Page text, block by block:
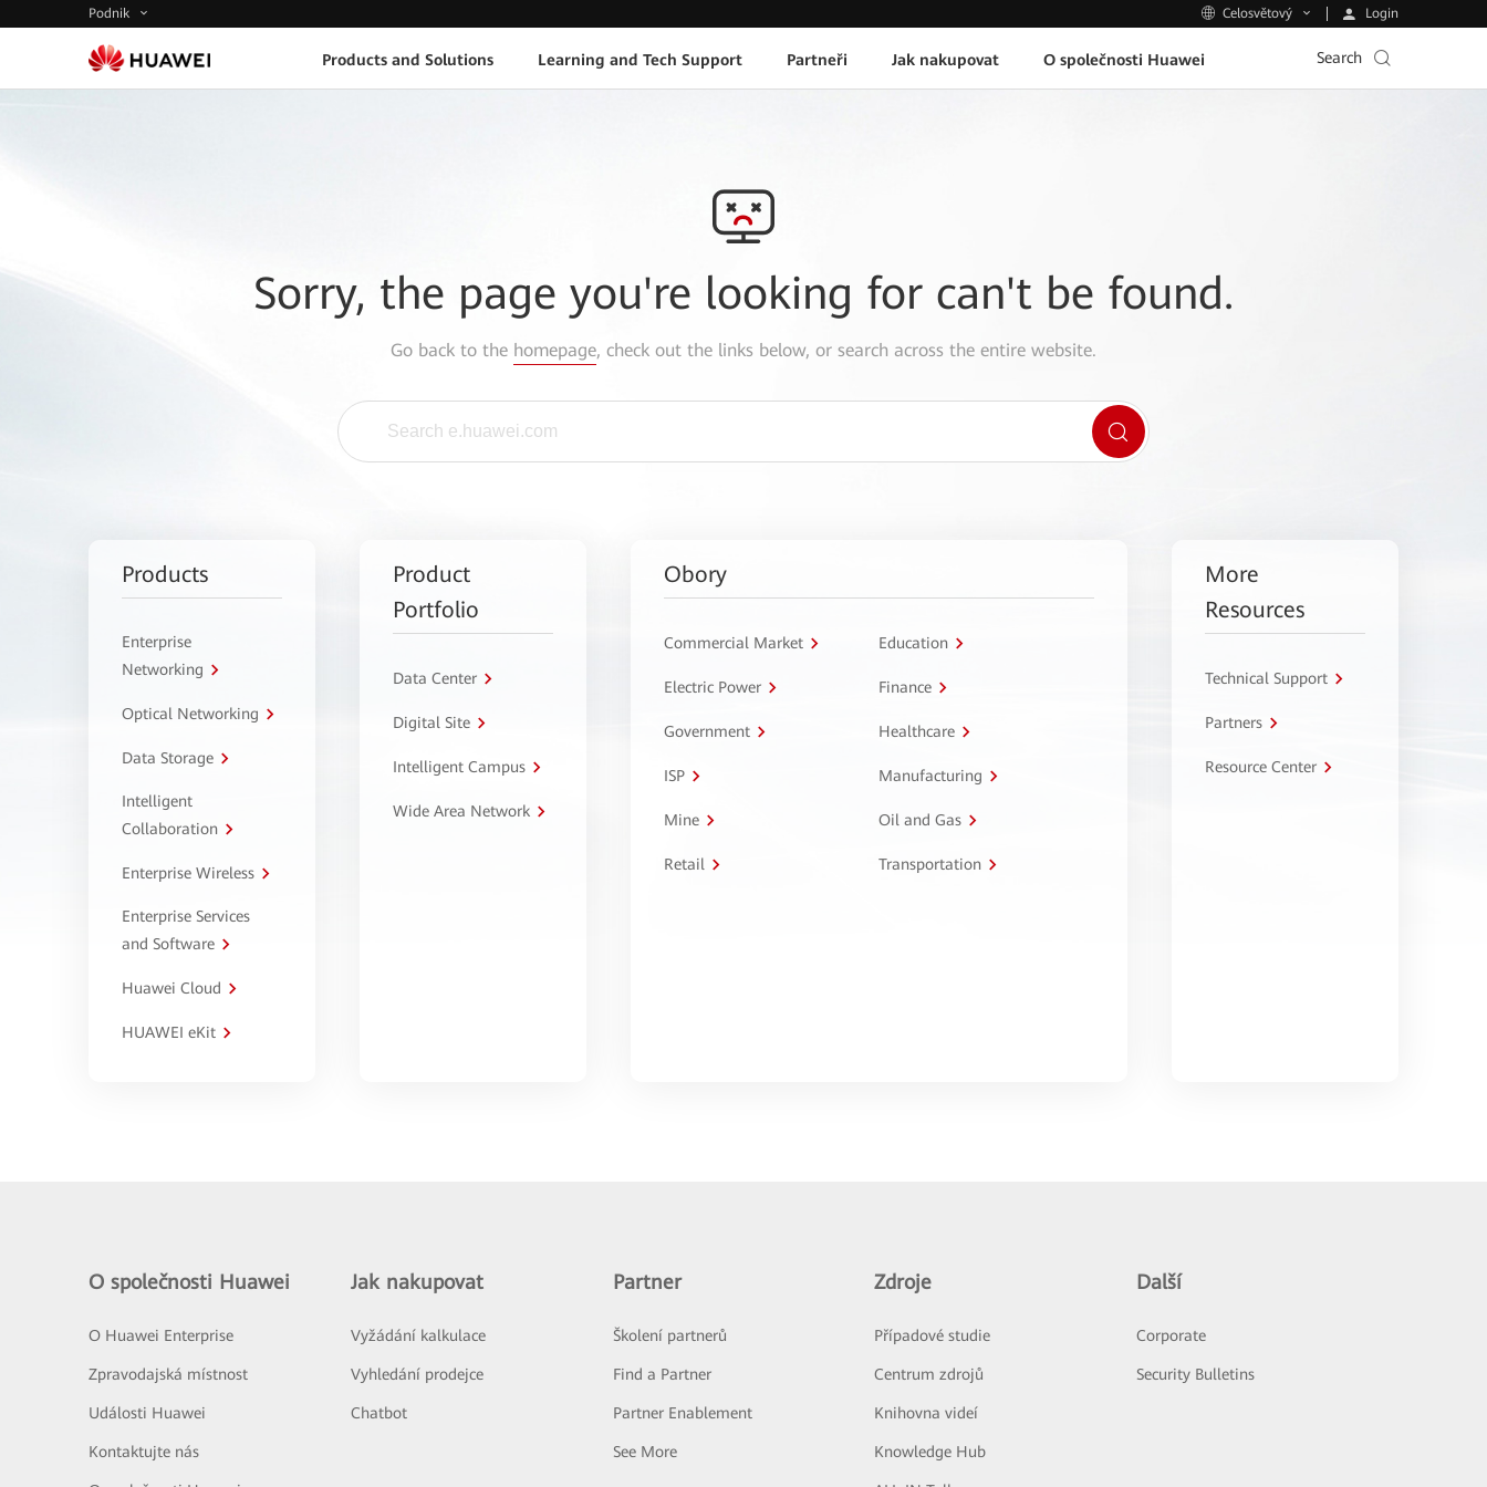
Podnik Celosvětový Login
Products and Solutions Learning and Tech Support Partneři Jak nakupovat O společnosti Huawei Search
Sorry, the page you're looking for can't be found.
Go back to the homepage, check out the links below, or search across the entire website.
Products
Enterprise
Networking
Optical Networking
Data Storage
Intelligent
Collaboration
Enterprise Wireless
Enterprise Services
and Software
Huawei Cloud
HUAWEI eKit
Product
Portfolio
Data Center
Digital Site
Intelligent Campus
Wide Area Network
Obory
Commercial Market Education
Electric Power Finance
Government Healthcare
ISP Manufacturing
Mine Oil and Gas
Retail Transportation
More
Resources
Technical Support
Partners
Resource Center
O společnosti Huawei
O Huawei Enterprise
Zpravodajská místnost
Události Huawei
Kontaktujte nás
Jak nakupovat
Vyžádání kalkulace
Vyhledání prodejce
Chatbot
Partner
Školení partnerů
Find a Partner
Partner Enablement
See More
Zdroje
Případové studie
Centrum zdrojů
Knihovna videí
Knowledge Hub
Další
Corporate
Security Bulletins